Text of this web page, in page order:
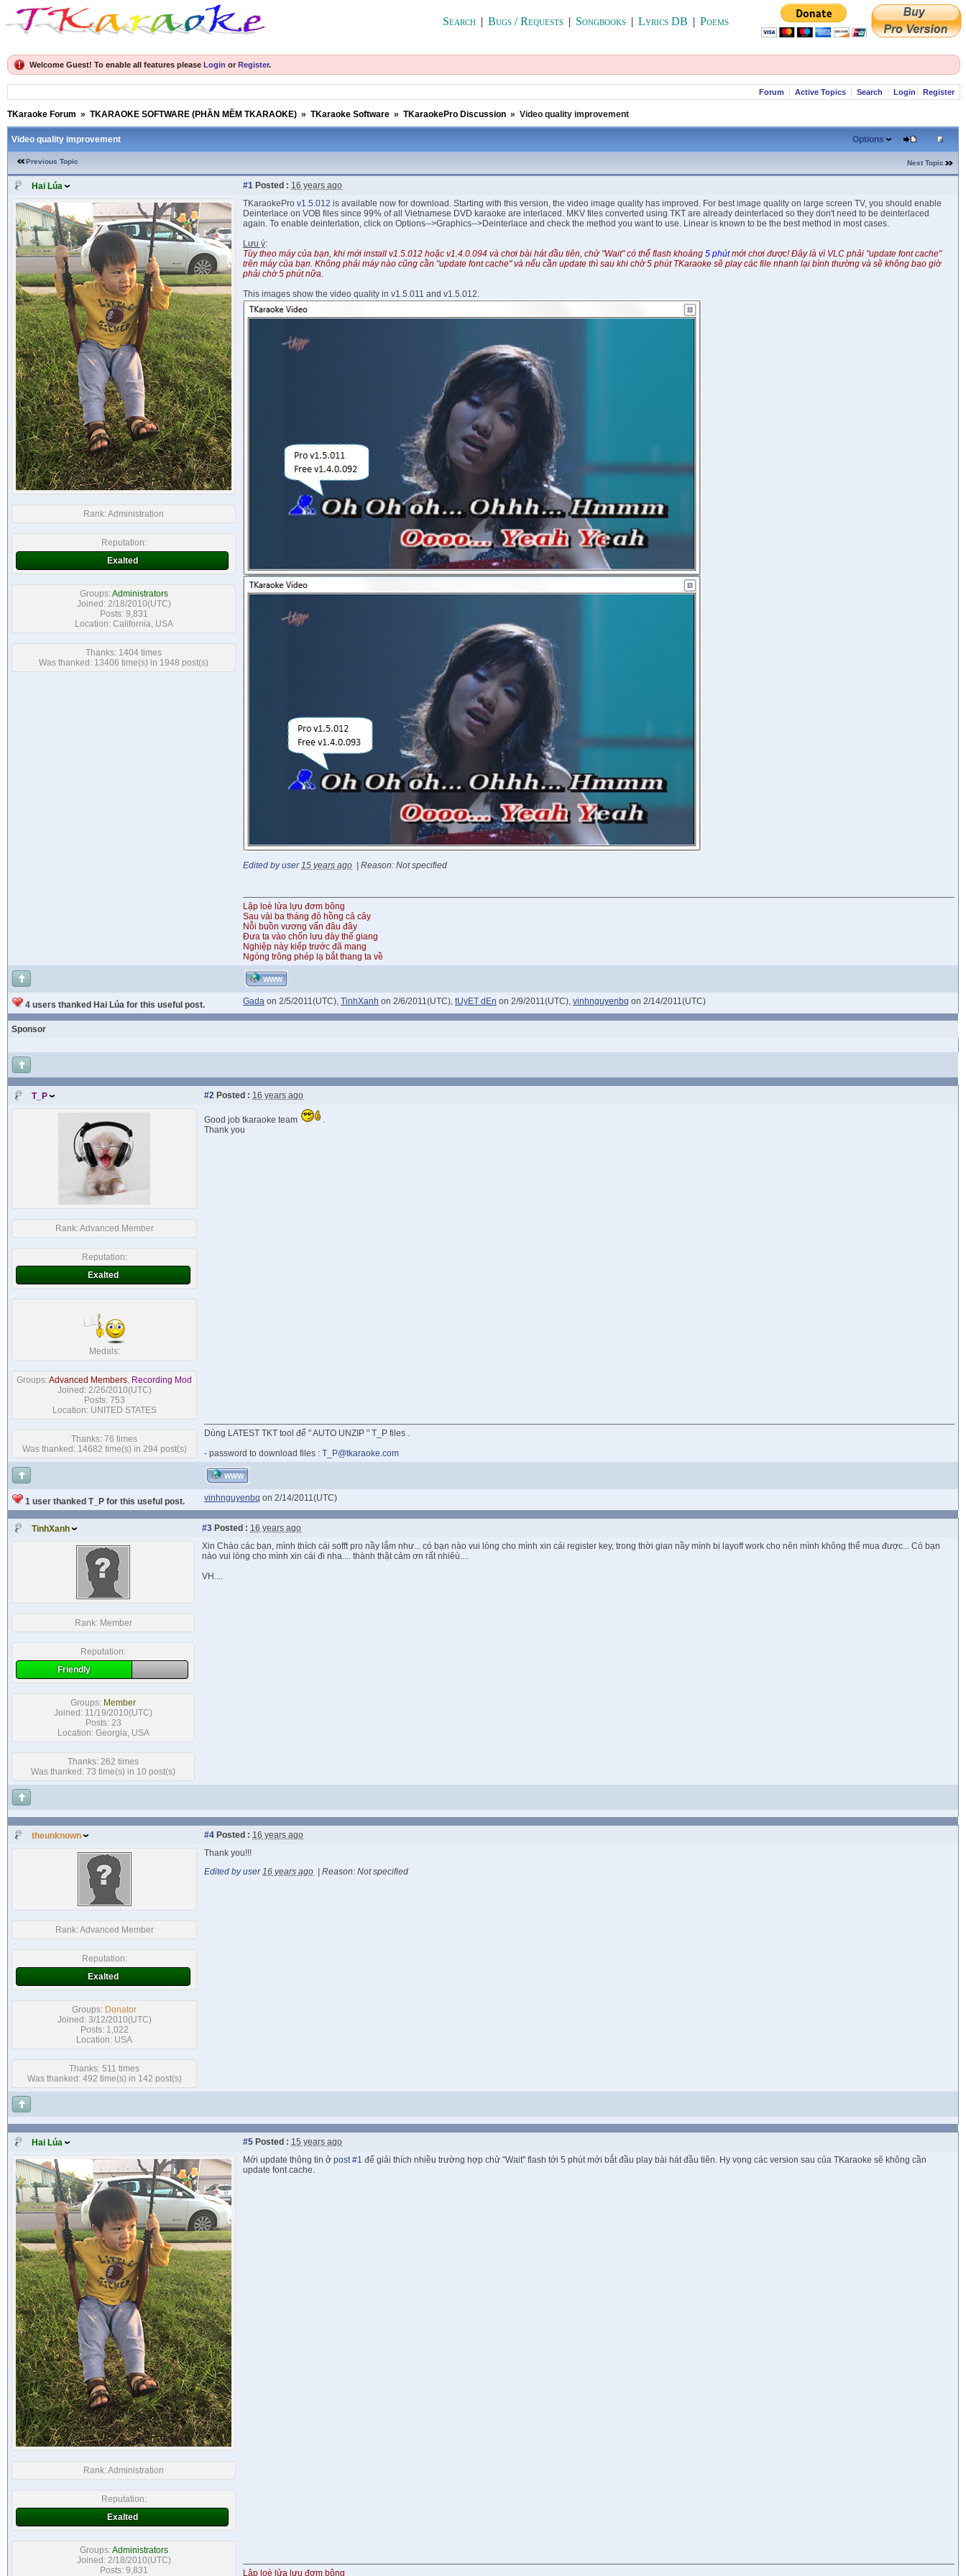
Search | Bugs / Requests | Songbooks | Lyrics DB | Poems
Welcome Guest! To enable all features please Login or Register.
Forum Active Topics Search Login Register
TKaraoke Forum » TKARAOKE SOFTWARE (PHẦN MỀM TKARAOKE) » TKaraoke Software » TKaraokePro Discussion » Video quality improvement
Video quality improvement Options
Previous Topic Next Topic
Hai Lúa #1 Posted : 16 years ago
Rank:Administration
Reputation:
Exalted
Groups:Administrators
Joined: 2/18/2010(UTC)
Posts: 9,831
Location: California, USA
Thanks: 1404 times
Was thanked: 13406 time(s) in 1948 post(s)
TKaraokePro v1.5.012 is available now for download. Starting with this version, the video image quality has improved. For best image quality on large screen TV, you should enable
Deinterlace on VOB files since 99% of all Vietnamese DVD karaoke are interlaced. MKV files converted using TKT are already deinterlaced so they don't need to be deinterlaced
again. To enable deinterlation, click on Options-->Graphics-->Deinterlace and check the method you want to use. Linear is known to be the best method in most cases.
Lưu ý:
Tùy theo máy của bạn, khi mới install v1.5.012 hoặc v1.4.0.094 và chơi bài hát đầu tiên, chử "Wait" có thể flash khoảng 5 phútmới chơi được! Đây là vì VLC phải "update font cache"
trên máy của bạn. Không phải máy nào cũng cần "update font cache" và nếu cần update thì sau khi chờ 5 phút TKaraoke sẽ play các file nhanh lại bình thường và sẽ không bao giờ
phải chờ 5 phút nữa.
This images show the video quality in v1.5.011 and v1.5.012.
Edited by user 15 years ago Reason: Not specified
Lập loè lửa lựu đơm bông
Sau vài ba tháng đỏ hồng cả cây
Nỗi buồn vương vấn đâu đây
Đưa ta vào chốn lưu đày thế giang
Nghiệp này kiếp trước đã mang
Ngóng trông phép lạ bắt thang ta về
WWW
4 users thanked Hai Lúa for this useful post. Gada on 2/5/2011(UTC), TinhXanh on 2/6/2011(UTC), tUyET dEn on 2/9/2011(UTC), vinhnguyenbq on 2/14/2011(UTC)
Sponsor
T_P #2 Posted : 16 years ago
Rank:Advanced Member
Reputation:
Exalted
Medals:
Groups:Advanced Members, Recording Mod
Joined: 2/26/2010(UTC)
Posts: 753
Location: UNITED STATES
Thanks: 76 times
Was thanked: 14682 time(s) in 294 post(s)
Good job tkaraoke team
.
Thank you
Dùng LATEST TKT tool để " AUTO UNZIP " T_P files .
- password to download files : T_P@tkaraoke.com
WWW
1 user thanked T_P for this useful post. vinhnguyenbq on 2/14/2011(UTC)
TinhXanh #3 Posted : 16 years ago
Rank: Member
Reputation:
Friendly
Groups: Member
Joined: 11/19/2010(UTC)
Posts: 23
Location: Georgia, USA
Thanks: 262 times
Was thanked: 73 time(s) in 10 post(s)
Xin Chào các bạn, mình thích cái sofft pro nầy lắm như... có bạn nào vui lòng cho mình xin cái register key, trong thời gian nầy mình bị layoff work cho nên mình không thể mua được... Có bạn
nào vui lòng cho mình xin cái đi nha.... thành thật cảm ơn rất nhiêù....
VH....
theunknown #4 Posted : 16 years ago
Rank:Advanced Member
Reputation:
Exalted
Groups: Donator
Joined: 3/12/2010(UTC)
Posts: 1,022
Location: USA
Thanks: 511 times
Was thanked: 492 time(s) in 142 post(s)
Thank you!!!
Edited by user 16 years ago Reason: Not specified
Hai Lúa #5 Posted : 15 years ago
Rank:Administration
Reputation:
Exalted
Groups:Administrators
Joined: 2/18/2010(UTC)
Posts: 9,831
Mới update thông tin ở post #1 để giải thích nhiều trường hợp chử "Wait" flash tới 5 phút mới bắt đầu play bài hát đầu tiên. Hy vọng các version sau của TKaraoke sẽ không cần
update font cache.
Lập loè lửa lựu đơm bông